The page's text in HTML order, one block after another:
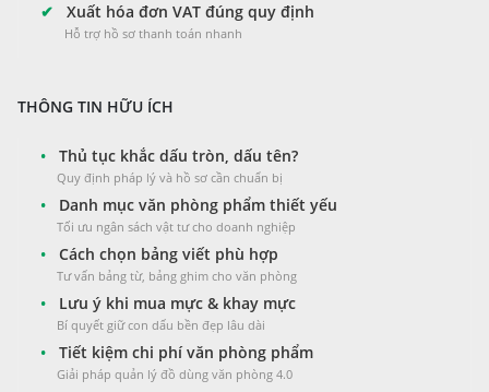
✔ Xuất hóa đơn VAT đúng quy định
Hỗ trợ hồ sơ thanh toán nhanh
THÔNG TIN HỮU ÍCH
• Thủ tục khắc dấu tròn, dấu tên?
Quy định pháp lý và hồ sơ cần chuẩn bị
• Danh mục văn phòng phẩm thiết yếu
Tối ưu ngân sách vật tư cho doanh nghiệp
• Cách chọn bảng viết phù hợp
Tư vấn bảng từ, bảng ghim cho văn phòng
• Lưu ý khi mua mực & khay mực
Bí quyết giữ con dấu bền đẹp lâu dài
• Tiết kiệm chi phí văn phòng phẩm
Giải pháp quản lý đồ dùng văn phòng 4.0